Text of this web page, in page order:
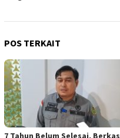
POS TERKAIT
7 Tahun Belum Selesai, Berkas